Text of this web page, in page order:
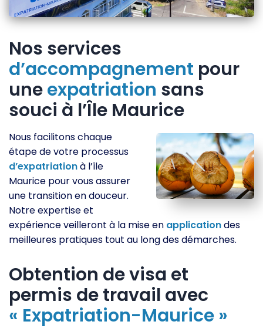
Nos services
d’accompagnement pour
uneexpatriation sans
souci à l’Île Maurice
Nous facilitons chaque
étape de votre processus
d’expatriationà l’île
Maurice pour vous assurer
une transition en douceur.
Notre expertise et
expérience veilleront à la mise en applicationdes
meilleures pratiques tout au long des démarches.
Obtention de visa et
permis de travail avec
« Expatriation-Maurice »